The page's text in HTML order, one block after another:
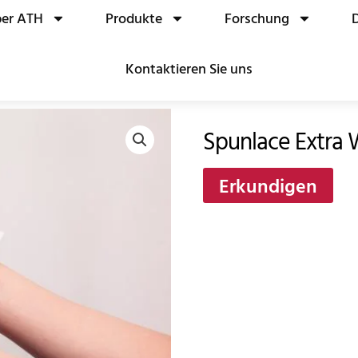
ATH Produkte Forschung
Kontaktieren Sie uns
Spunlace Extra
Erkundigen